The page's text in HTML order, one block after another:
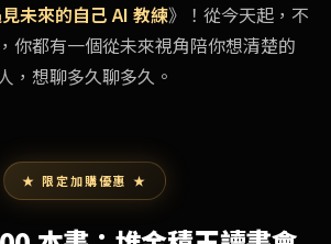
未來的自己 AI 教練》！從今天起，不
你都有一個從未來視角陪你想清楚的
人，想聊多久聊多久。
★ 限定加購優惠 ★